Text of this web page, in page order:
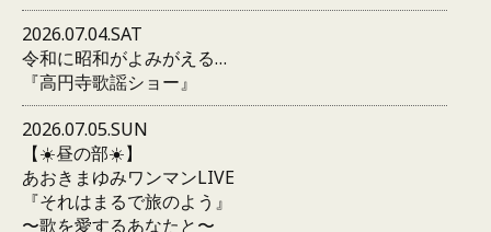
2026.07.04.SAT
令和に昭和がよみがえる…
『高円寺歌謡ショー』
2026.07.05.SUN
【☀️昼の部☀️】
あおきまゆみワンマンLIVE
『それはまるで旅のよう』
〜歌を愛するあなたと〜